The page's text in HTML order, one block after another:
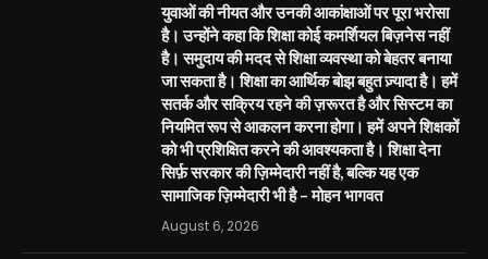
युवाओं की नीयत और उनकी आकांक्षाओं पर पूरा भरोसा
है। उन्होंने कहा कि शिक्षा कोई कमर्शियल बिज़नेस नहीं
है। समुदाय की मदद से शिक्षा व्यवस्था को बेहतर बनाया
जा सकता है। शिक्षा का आर्थिक बोझ बहुत ज़्यादा है। हमें
सतर्क और सक्रिय रहने की ज़रूरत है और सिस्टम का
नियमित रूप से आकलन करना होगा। हमें अपने शिक्षकों
को भी प्रशिक्षित करने की आवश्यकता है। शिक्षा देना
सिर्फ़ सरकार की ज़िम्मेदारी नहीं है, बल्कि यह एक
सामाजिक ज़िम्मेदारी भी है – मोहन भागवत
August 6, 2026